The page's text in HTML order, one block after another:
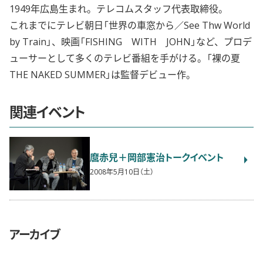
1949年広島生まれ。テレコムスタッフ代表取締役。
これまでにテレビ朝日「世界の車窓から／See Thw World
by Train」、映画「FISHING WITH JOHN」など、プロデ
ューサーとして多くのテレビ番組を手がける。「裸の夏
THE NAKED SUMMER」は監督デビュー作。
関連イベント
麿赤兒＋岡部憲治トークイベント
2008年5月10日（土）
アーカイブ